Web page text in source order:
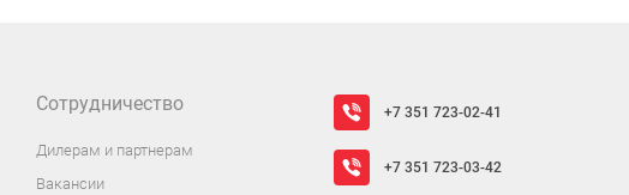
Сотрудничество
Дилерам и партнерам
Вакансии
+7 351 723-02-41
+7 351 723-03-42